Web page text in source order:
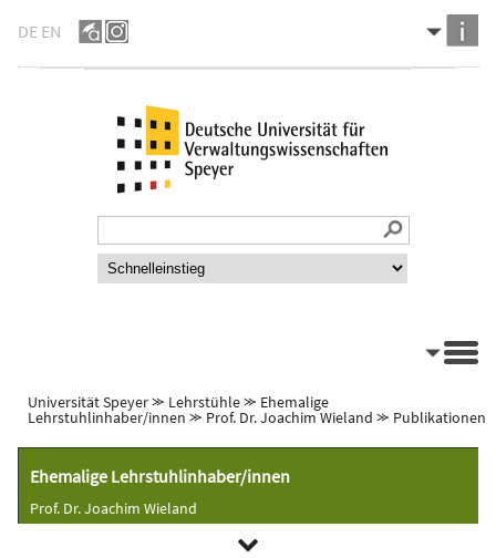
DE EN
Universität Speyer⪼ Lehrstühle⪼ Ehemalige
Lehrstuhlinhaber/innen ⪼ Prof. Dr. Joachim Wieland ⪼ Publikationen
Ehemalige Lehrstuhlinhaber/innen
Prof. Dr. Joachim Wieland